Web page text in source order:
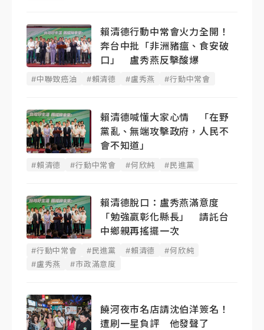
賴清德行動中常會火力全開！
奔台中批「非洲豬瘟、食安破
口」 盧秀燕反擊酸爆
#中聯致癌油 #賴清德 #盧秀燕 #行動中常會
賴清德喊懂大家心情 「在野
黨亂、無端攻擊政府，人民不
會不知道」
#賴清德 #行動中常會 #何欣純 #民進黨
賴清德脫口：盧秀燕滿意度
「勉強贏彰化縣長」 請託台
中鄉親再搖擺一次
#行動中常會 #民進黨 #賴清德
#何欣純
#盧秀燕
#市政滿意度
饒河夜市名店請沈伯洋簽名！
遭刷一星負評 他發聲了